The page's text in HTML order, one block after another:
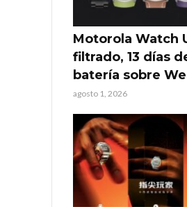
Motorola Watch
filtrado, 13 días
batería sobre
agosto 1, 2026